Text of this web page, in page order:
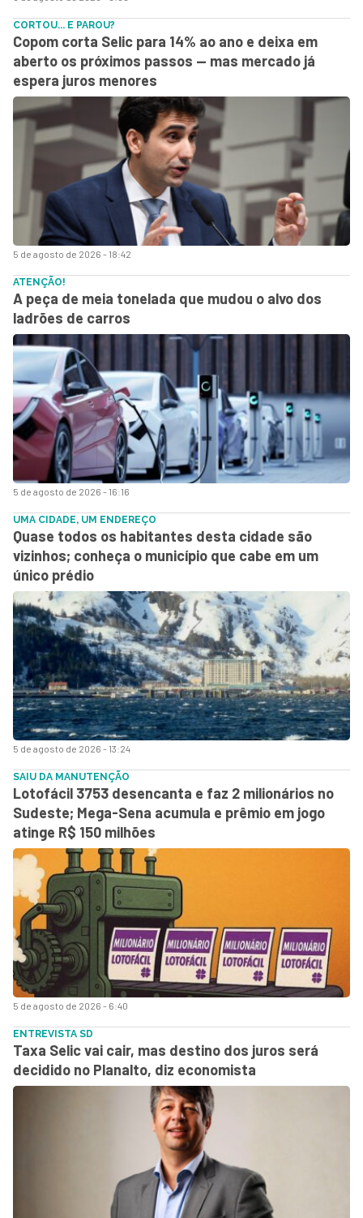
5 de agosto de 2026 - 18:42
CORTOU... E PAROU?
Copom corta Selic para 14% ao ano e deixa em
aberto os próximos passos — mas mercado já
espera juros menores
5 de agosto de 2026 - 16:16
ATENÇÃO!
A peça de meia tonelada que mudou o alvo dos
ladrões de carros
5 de agosto de 2026 - 13:24
UMA CIDADE, UM ENDEREÇO
Quase todos os habitantes desta cidade são
vizinhos; conheça o município que cabe em um
único prédio
5 de agosto de 2026 - 6:40
SAIU DA MANUTENÇÃO
Lotofácil 3753 desencanta e faz 2 milionários no
Sudeste; Mega-Sena acumula e prêmio em jogo
atinge R$ 150 milhões
ENTREVISTA SD
Taxa Selic vai cair, mas destino dos juros será
decidido no Planalto, diz economista